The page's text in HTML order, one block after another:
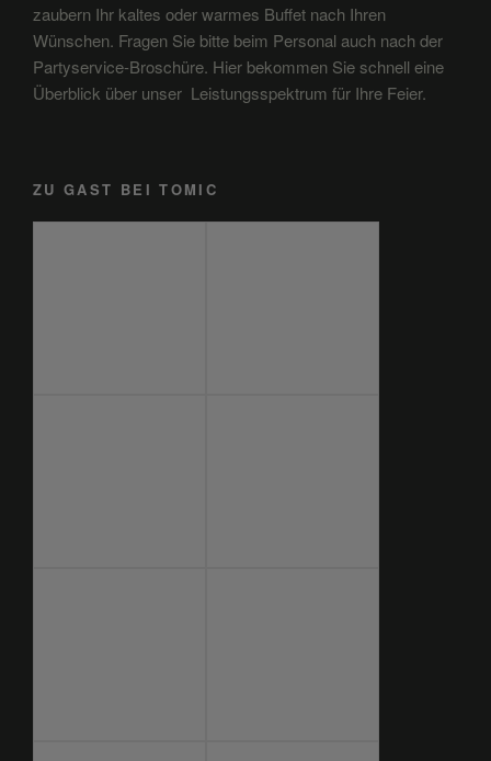
zaubern Ihr kaltes oder warmes Buffet nach Ihren
Wünschen. Fragen Sie bitte beim Personal auch nach der
Partyservice-Broschüre. Hier bekommen Sie schnell eine
Überblick über unser Leistungsspektrum für Ihre Feier.
ZU GAST BEI TOMIC